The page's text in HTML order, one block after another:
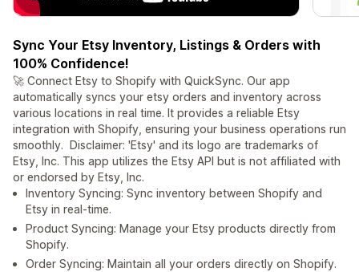
Sync Your Etsy Inventory, Listings & Orders with
100% Confidence!
🚀 Connect Etsy to Shopify with QuickSync. Our app
automatically syncs your etsy orders and inventory across
various locations in real time. It provides a reliable Etsy
integration with Shopify, ensuring your business operations run
smoothly. Disclaimer: 'Etsy' and its logo are trademarks of
Etsy, Inc. This app utilizes the Etsy API but is not affiliated with
or endorsed by Etsy, Inc.
Inventory Syncing: Sync inventory between Shopify and
Etsy in real-time.
Product Syncing: Manage your Etsy products directly from
Shopify.
Order Syncing: Maintain all your orders directly on Shopify.